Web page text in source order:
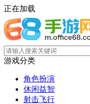
正在加载
游戏分类
角色扮演
休闲益智
射击飞行